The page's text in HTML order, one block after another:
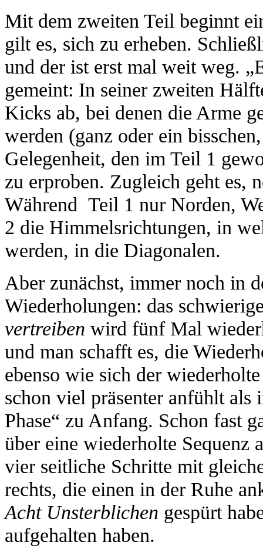
Mit dem zweiten Teil beginnt
gilt es, sich zu erheben.
und der ist erst mal weit weg.
gemeint: In seiner zweiten
Kicks ab, bei denen die Arme
werden (ganz oder ein
Gelegenheit, den im Teil 1
zu erproben. Zugleich geht es,
Während Teil 1 nur Norden,
2 die Himmelsrichtungen, in
werden, in die Diagonalen.
Aber zunächst, immer noch in
Wiederholungen: das
vertreiben wird fünf Mal
und man schafft es, die
ebenso wie sich der
schon viel präsenter anfühlt als
Phase“ zu Anfang. Schon fast
über eine wiederholte
vier seitliche Schritte mit
rechts, die einen in der Ruhe
Acht Unsterblichen gespürt
aufgehalten haben.